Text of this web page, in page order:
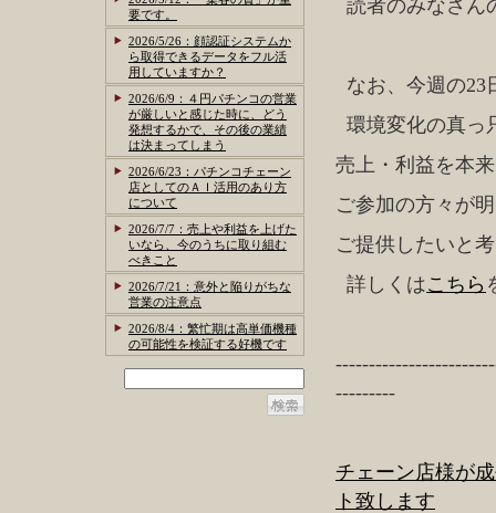
読者のみなさん
なお、今週の23
環境変化の真っ
売上・利益を本
ご参加の方々が
ご提供したいと
詳しくはこちら
---------
チェーン店様が
ト致します
要です。
2026/5/26：顔認証システムか
ら取得できるデータをフル活
用していますか？
2026/6/9：４円パチンコの営業
が厳しいと感じた時に、どう
発想するかで、その後の業績
は決まってしまう
2026/6/23：パチンコチェーン
店としてのＡＩ活用のあり方
について
2026/7/7：売上や利益を上げた
いなら、今のうちに取り組む
べきこと
2026/7/21：意外と陥りがちな
営業の注意点
2026/8/4：繁忙期は高単価機種
の可能性を検証する好機です